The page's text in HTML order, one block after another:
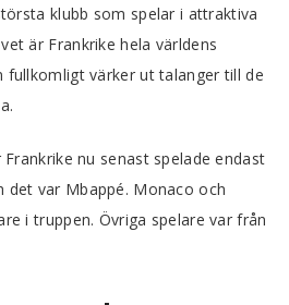
klubb som spelar i attraktiva
är Frankrike hela världens
värker ut talanger till de
nu senast spelade endast
det var Mbappé. Monaco och
i truppen. Övriga spelare var från